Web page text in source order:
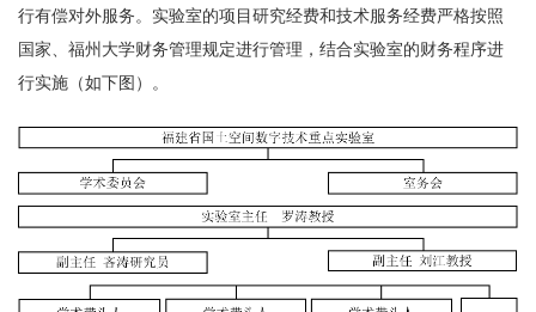
行有偿对外服务。实验室的项目研究经费和技术服务经费严格按照
国家、福州大学财务管理规定进行管理，结合实验室的财务程序进
行实施（如下图）。